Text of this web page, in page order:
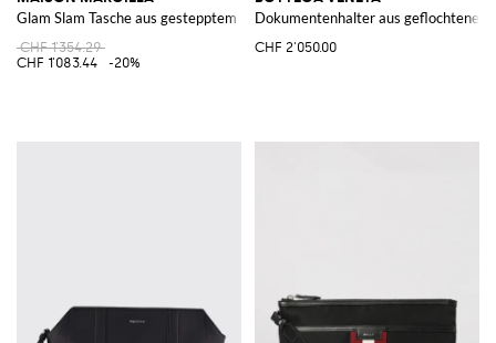
Glam Slam Tasche aus gestepptem Nappa
CHF 1'354.29
CHF 1'083.44
-20%
Dokumentenhalter aus geflochtenem
CHF 2'050.00